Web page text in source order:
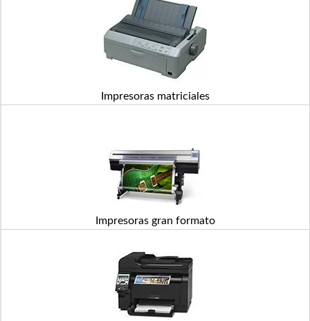
Impresoras matriciales
Impresoras gran formato